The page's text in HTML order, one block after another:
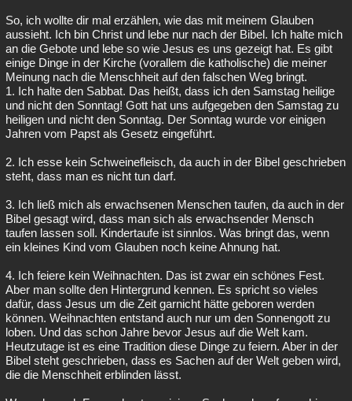
So, ich wollte dir mal erzählen, wie das mit meinem Glauben
aussieht. Ich bin Christ und lebe nur nach der Bibel. Ich halte mich
an die Gebote und lebe so wie Jesus es uns gezeigt hat. Es gibt
einige Dinge in der Kirche (vorallem die katholische) die meiner
Meinung nach die Menschheit auf den falschen Weg bringt.
1. Ich halte den Sabbat. Das heißt, dass ich den Samstag heilige
und nicht den Sonntag! Gott hat uns aufgegeben den Samstag zu
heiligen und nicht den Sonntag. Der Sonntag wurde vor einigen
Jahren vom Papst als Gesetz eingeführt.
2. Ich esse kein Schweinefleisch, da auch in der Bibel geschrieben
steht, dass man es nicht tun darf.
3. Ich ließ mich als erwachsenen Menschen taufen, da auch in der
Bibel gesagt wird, dass man sich als erwachsender Mensch
taufen lassen soll. Kindertaufe ist sinnlos. Was bringt das, wenn
ein kleines Kind vom Glauben noch keine Ahnung hat.
4. Ich feiere kein Weihnachten. Das ist zwar ein schönes Fest.
Aber man sollte den Hintergrund kennen. Es spricht so vieles
dafür, dass Jesus um die Zeit garnicht hätte geboren werden
können. Weihnachten entstand auch nur um den Sonnengott zu
loben. Und das schon Jahre bevor Jesus auf die Welt kam.
Heutzutage ist es eine Tradition diese Dinge zu feiern. Aber in der
Bibel steht geschrieben, dass es Sachen auf der Welt geben wird,
die die Menschheit erblinden lässt.